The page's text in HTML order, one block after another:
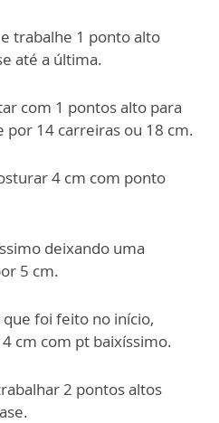
trabalhe 1 ponto alto
até a última.
com 1 pontos alto para
por 14 carreiras ou 18 cm.
4 cm com ponto
deixando uma
5 cm.
foi feito no início,
cm com pt baixíssimo.
2 pontos altos